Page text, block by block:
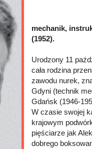
mechanik,
(1952).
Urodzony 11
cała rodzina
zawodu nurek,
Gdyni (technik
Gdańsk (1946-
W czasie swojej
krajowym
pięściarze jak
dobrego